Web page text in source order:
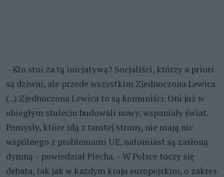
– Kto stoi za tą inicjatywą? Socjaliści, którzy a priori
są dziwni, ale przede wszystkim Zjednoczona Lewica
(...) Zjednoczona Lewica to są komuniści. Oni już w
ubiegłym stuleciu budowali nowy, wspaniały świat.
Pomysły, które idą z tamtej strony, nie mają nic
wspólnego z problemami UE, natomiast są zasłoną
dymną – powiedział Piecha. – W Polsce toczy się
debata, tak jak w każdym kraju europejskim, o zakres